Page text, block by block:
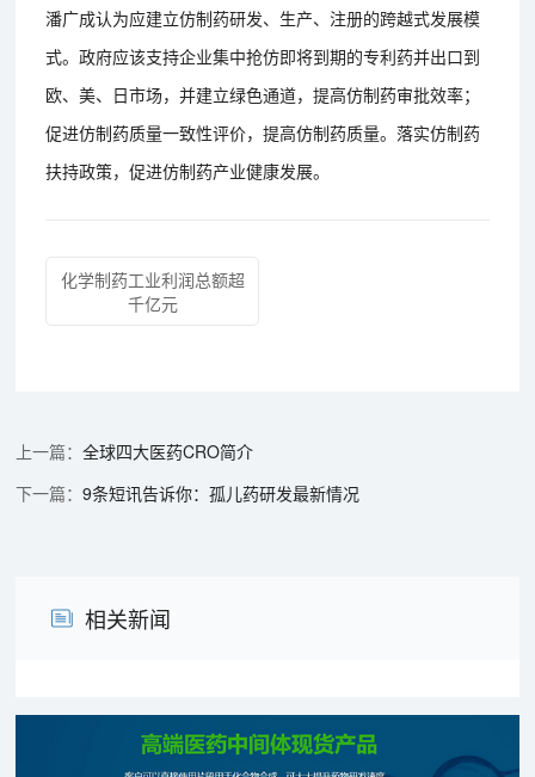
潘广成认为应建立仿制药研发、生产、注册的跨越式发展模
式。政府应该支持企业集中抢仿即将到期的专利药并出口到
欧、美、日市场，并建立绿色通道，提高仿制药审批效率；
促进仿制药质量一致性评价，提高仿制药质量。落实仿制药
扶持政策，促进仿制药产业健康发展。
化学制药工业利润总额超
千亿元
全球四大医药CRO简介
9条短讯告诉你：孤儿药研发最新情况
相关新闻